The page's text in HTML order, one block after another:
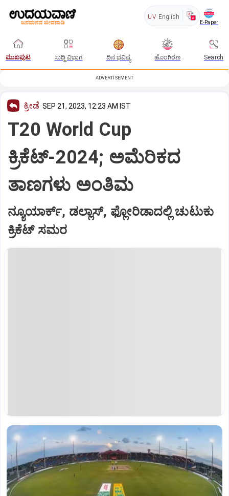
UV English
E-Paper
ಮುಖಪುಟ ಸುದ್ದಿ ವಿಭಾಗ ದಿನ ಭವಿಷ್ಯ ಹೊಂಗಿರಣ Search
ADVERTISEMENT
ಕ್ರೀಡೆ SEP 21, 2023, 12:23 AM IST
T20 World Cup
ಕ್ರಿಕೆಟ್‌-2024; ಅಮೆರಿಕದ
ತಾಣಗಳು ಅಂತಿಮ
ನ್ಯೂಯಾರ್ಕ್‌, ಡಲ್ಲಾಸ್‌, ಫ್ಲೋರಿಡಾದಲ್ಲಿ ಚುಟುಕು
ಕ್ರಿಕೆಟ್‌ ಸಮರ